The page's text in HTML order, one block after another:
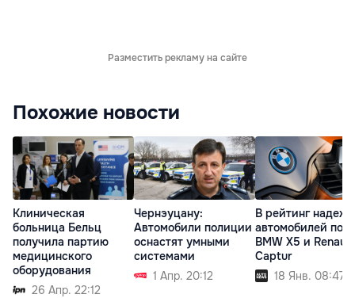
Разместить рекламу на сайте
Похожие новости
Клиническая
больница Бельц
получила партию
медицинского
оборудования
26 Апр. 22:12
Чернэуцану:
Автомобили полиции
оснастят умными
системами
1 Апр. 20:12
В рейтинг
автомобилей
BMW X5 и Renault
Captur
18 Янв. 08:47